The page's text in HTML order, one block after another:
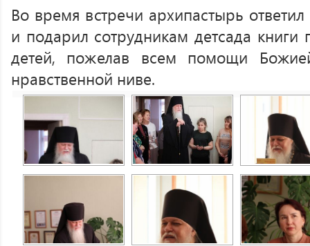
Во время встречи архипастырь
и подарил сотрудникам детсада
детей, пожелав всем помощи
нравственной ниве.